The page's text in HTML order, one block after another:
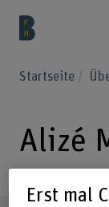
Startseite
Alizé
Erst mal